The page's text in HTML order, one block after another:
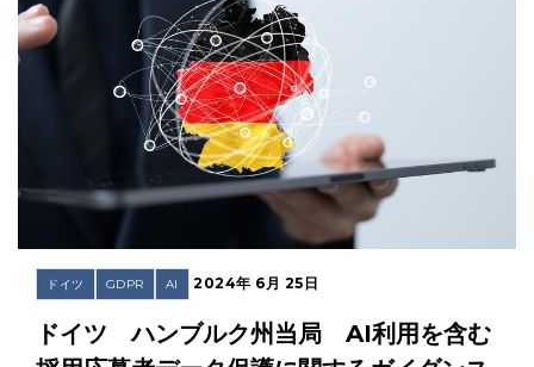
ドイツ GDPR AI 2024年 6月 25日
ドイツ ハンブルク州当局 AI利用を含む